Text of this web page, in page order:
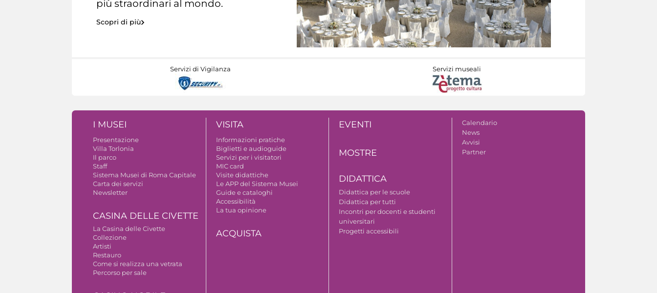
più straordinari al mondo.
Scopri di più
Servizi di Vigilanza Servizi museali
I MUSEI
Presentazione
Villa Torlonia
Il parco
Staff
Sistema Musei di Roma Capitale
Carta dei servizi
Newsletter
CASINA DELLE CIVETTE
La Casina delle Civette
Collezione
Artisti
Restauro
Come si realizza una vetrata
Percorso per sale
VISITA
Informazioni pratiche
Biglietti e audioguide
Servizi per i visitatori
MIC card
Visite didattiche
Le APP del Sistema Musei
Guide e cataloghi
Accessibilità
La tua opinione
ACQUISTA
EVENTI
MOSTRE
DIDATTICA
Didattica per le scuole
Didattica per tutti
Incontri per docenti e studenti
universitari
Progetti accessibili
Calendario
News
Avvisi
Partner